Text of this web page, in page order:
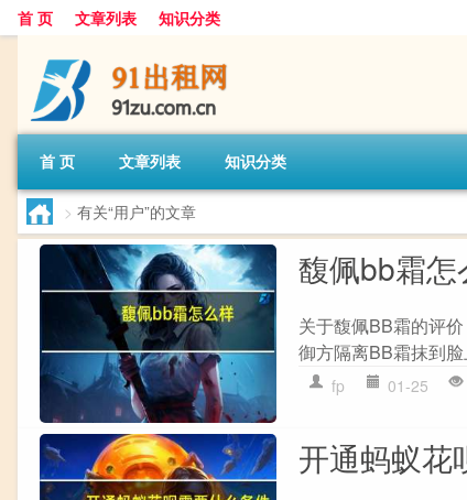
首 页 文章列表 知识分类
首 页 文章列表 知识分类
> 有关“用户”的文章
馥佩bb霜怎
关于馥佩BB霜的评
御方隔离BB霜抹到
fp 01-25
开通蚂蚁花